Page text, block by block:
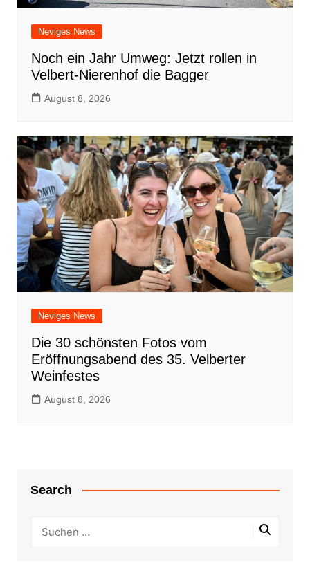
Neviges News
Noch ein Jahr Umweg: Jetzt rollen in
Velbert-Nierenhof die Bagger
August 8, 2026
Neviges News
Die 30 schönsten Fotos vom
Eröffnungsabend des 35. Velberter
Weinfestes
August 8, 2026
Search